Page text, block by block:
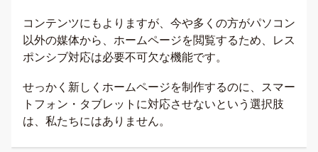
コンテンツにもよりますが、今や多くの方がパソコン
以外の媒体から、ホームページを閲覧するため、レス
ポンシブ対応は必要不可欠な機能です。
せっかく新しくホームページを制作するのに、スマー
トフォン・タブレットに対応させないという選択肢
は、私たちにはありません。